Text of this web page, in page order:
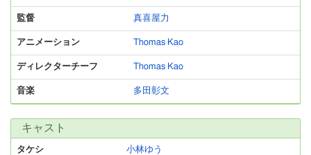
監督 真喜屋力
アニメーション Thomas Kao
ディレクターチーフ Thomas Kao
音楽 多田彰文
キャスト
タケシ 小林ゆう